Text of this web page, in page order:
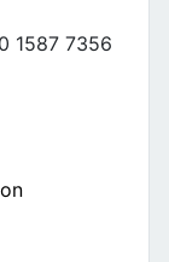
1587 7356